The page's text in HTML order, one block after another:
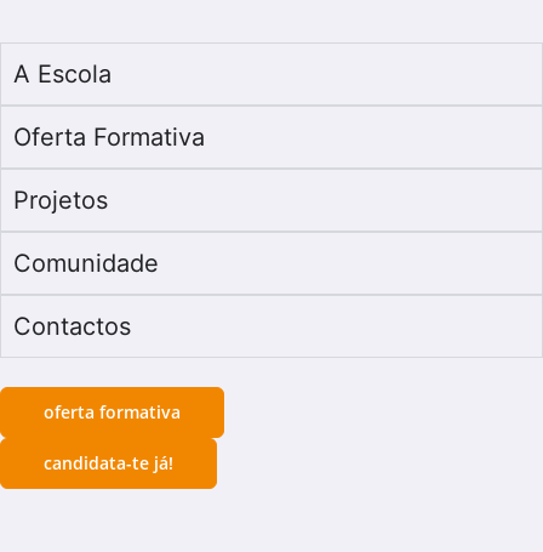
A Escola
Oferta Formativa
Projetos
Comunidade
Contactos
oferta formativa
candidata-te já!